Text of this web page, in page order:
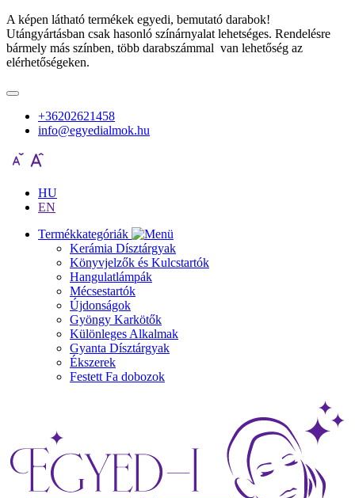
A képen látható termékek egyedi, bemutató darabok!
Utángyártásban csak hasonló színárnyalat lehetséges. Rendelésre
bármely más színben, több darabszámmal van lehetőség az
elérhetőségeken.
+36202621458
info@egyedialmok.hu
HU
EN
Termékkategóriák
Kerámia Dísztárgyak
Könyvjelzők és Kulcstartók
Hangulatlámpák
Mécsestartók
Újdonságok
Gyöngy Karkötők
Különleges Alkalmak
Gyanta Dísztárgyak
Ékszerek
Festett Fa dobozok